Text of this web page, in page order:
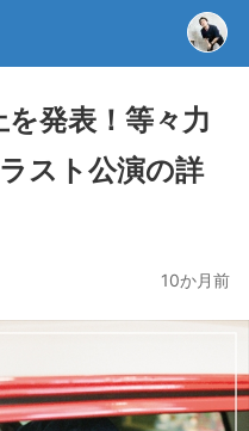
発表！等々力
スト公演の詳
10か月前